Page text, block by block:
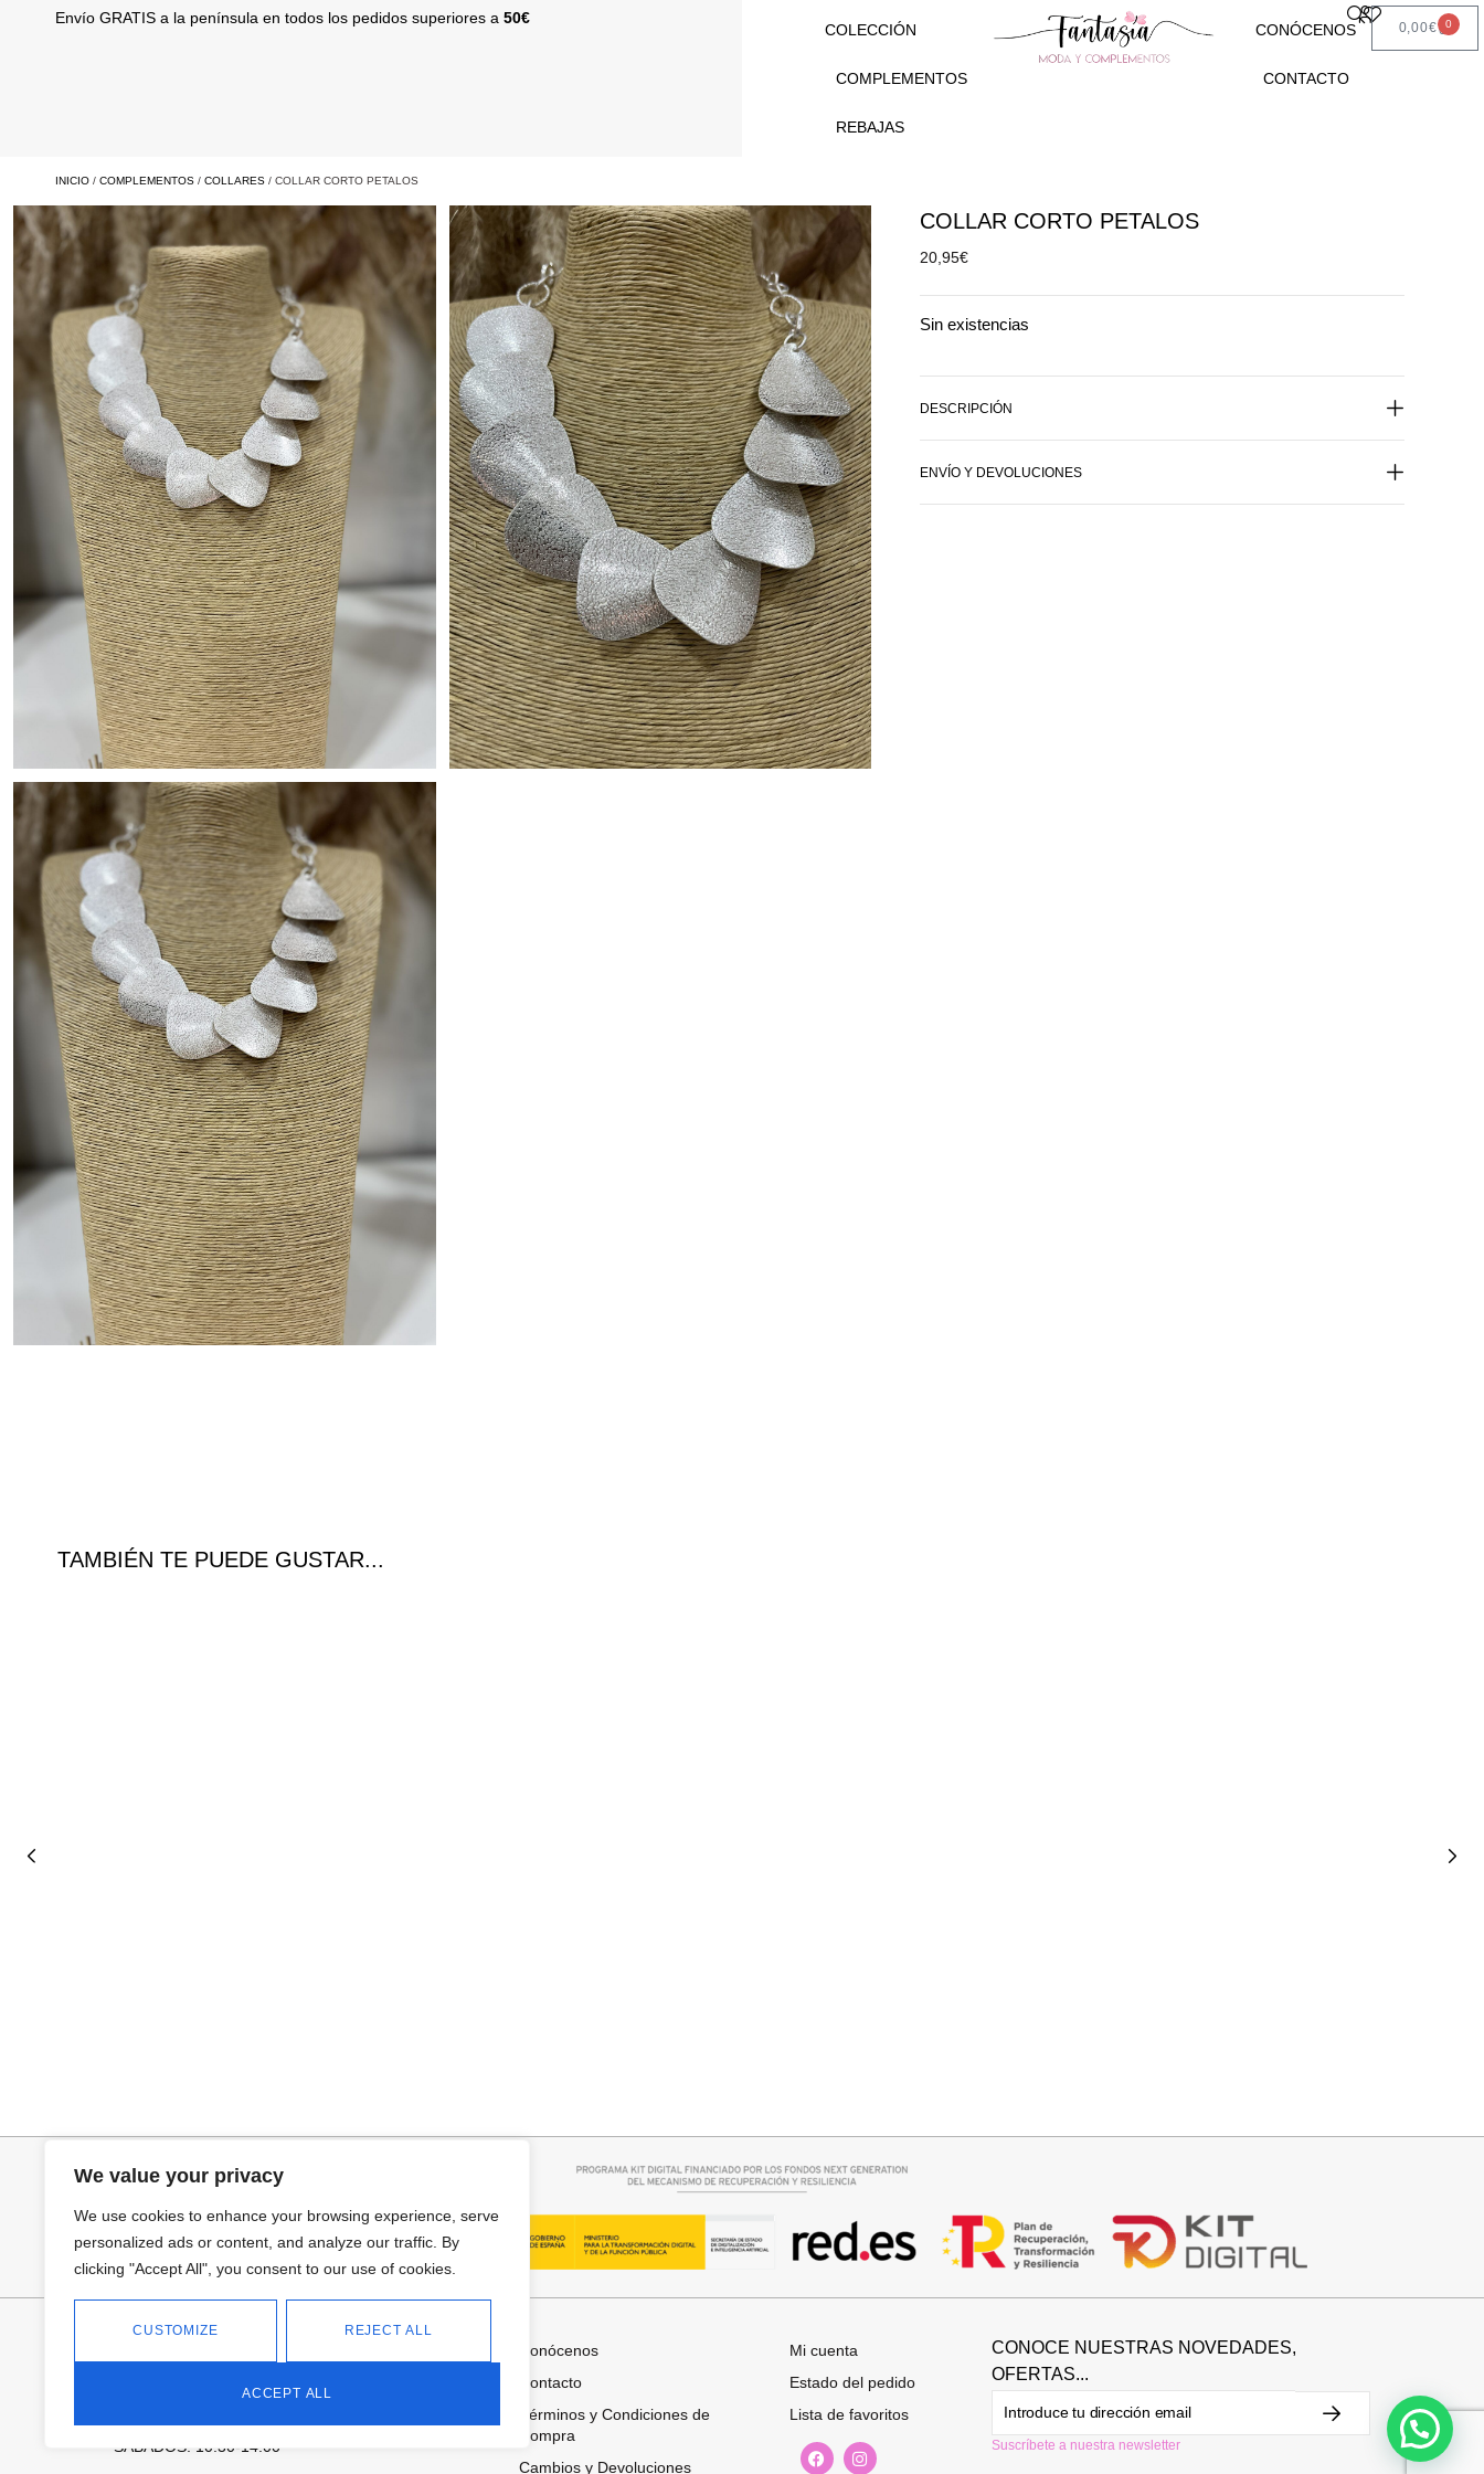
We value your privacy
We use cookies to enhance your browsing experience, serve
personalized ads or content, and analyze our traffic. By
clicking "Accept All", you consent to our use of cookies.
CUSTOMIZE REJECT ALL
ACCEPT ALL
Envío GRATIS a la península en todos los pedidos superiores a 50€
COLECCIÓN
COMPLEMENTOS
REBAJAS
CONÓCENOS
CONTACTO
0,00€ 0
INICIO / COMPLEMENTOS / COLLARES / COLLAR CORTO PETALOS
COLLAR CORTO PETALOS
20,95€
Sin existencias
DESCRIPCIÓN
ENVÍO Y DEVOLUCIONES
TAMBIÉN TE PUEDE GUSTAR...
FANTASÍA - TIENDA
Avd Don Antonio Huertas, 74
13700 Tomelloso (Ciudad Real)
Teléfono: 618 11 75 02
L a V: 10:30-14:00 | 18:00-21:00
SÁBADOS: 10.30-14:00
Conócenos
Contacto
Términos y Condiciones de
Compra
Cambios y Devoluciones
Mi cuenta
Estado del pedido
Lista de favoritos
CONOCE NUESTRAS NOVEDADES,
OFERTAS...
Suscríbete a nuestra newsletter